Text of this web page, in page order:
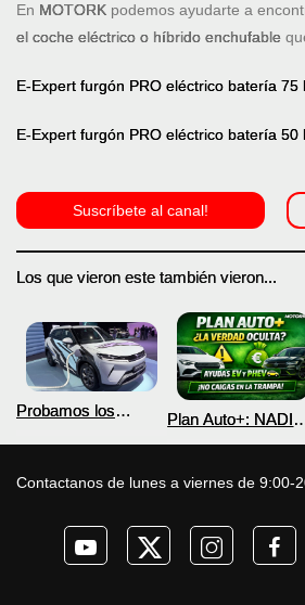
En MOTORK podemos ayudarte a
el coche eléctrico o híbrido enchufable
E-Expert furgón PRO eléctrico batería 75
E-Expert furgón PRO eléctrico batería 50
Suscríbete al canal!
Los que vieron este también vieron...
Probamos los
DM-i y EV con más
Plan Auto+: NADIE
coches eléctricos y
PHEV 2026
Contactanos de lunes a viernes de 9:00-